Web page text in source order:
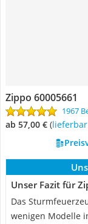
Zippo 60005661
1967
ab 57,00 € (
Unser Fazit für
Das
wenigen Modelle